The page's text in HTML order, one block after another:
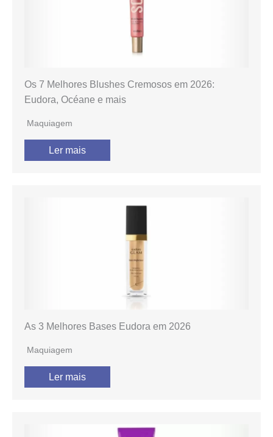
Os 7 Melhores Blushes Cremosos em 2026:
Eudora, Océane e mais
Maquiagem
Ler mais
As 3 Melhores Bases Eudora em 2026
Maquiagem
Ler mais